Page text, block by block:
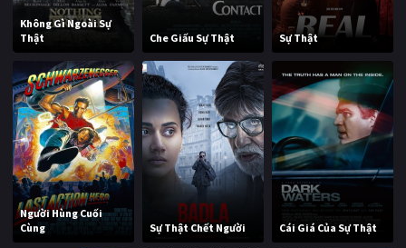
Không Gì Ngoài Sự
Thật
Che Giấu Sự Thật Sự Thật
Người Hùng Cuối
Cùng
Sự Thật Chết Người Cái Giá Của Sự Thật